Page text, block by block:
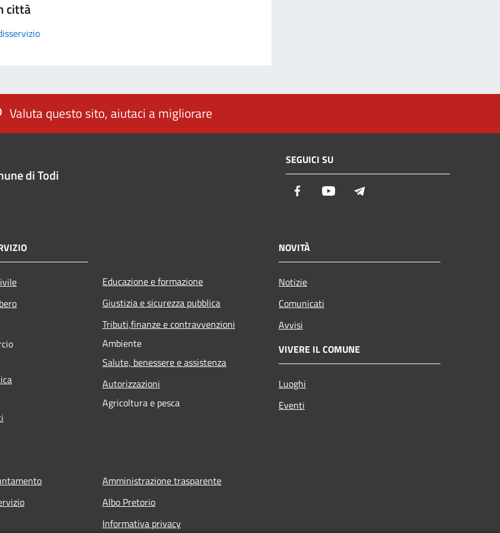
città
Valuta questo sito, aiutaci a migliorare
di Todi
SEGUICI SU
Facebook Youtube
Educazione e formazione
Giustizia e sicurezza pubblica
Tributi,finanze e contravvenzioni
Ambiente
Salute, benessere e assistenza
Autorizzazioni
Agricoltura e pesca
NOVITÀ
Notizie
Comunicati
Avvisi
VIVERE IL COMUNE
Luoghi
Eventi
Amministrazione trasparente
Albo Pretorio
Informativa privacy